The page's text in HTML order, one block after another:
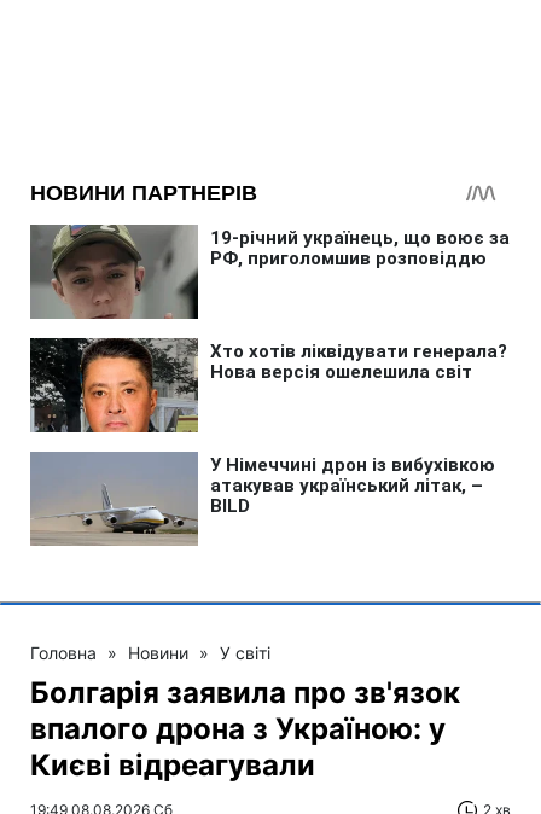
Головна » Новини » У світі
Болгарія заявила про зв'язок
впалого дрона з Україною: у
Києві відреагували
19:49 08.08.2026 Сб 2 хв